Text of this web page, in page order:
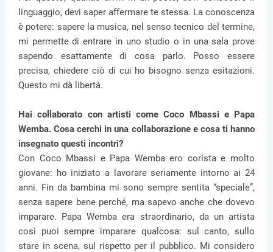
linguaggio, devi saper affermare te stessa. La conoscenza
è potere: sapere la musica, nel senso tecnico del termine,
mi permette di entrare in uno studio o in una sala prove
sapendo esattamente di cosa parlo. Posso essere
precisa, chiedere ciò di cui ho bisogno senza esitazioni.
Questo mi dà libertà.
Hai collaborato con artisti come Coco Mbassi e Papa
Wemba. Cosa cerchi in una collaborazione e cosa ti hanno
insegnato questi incontri?
Con Coco Mbassi e Papa Wemba ero corista e molto
giovane: ho iniziato a lavorare seriamente intorno ai 24
anni. Fin da bambina mi sono sempre sentita “speciale”,
senza sapere bene perché, ma sapevo anche che dovevo
imparare. Papa Wemba era straordinario, da un artista
così puoi sempre imparare qualcosa: sul canto, sullo
stare in scena, sul rispetto per il pubblico. Mi considero